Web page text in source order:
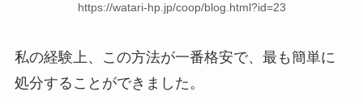
https://watari-hp.jp/coop/blog.html?id=23
私の経験上、この方法が一番格安で、最も簡単に
処分することができました。